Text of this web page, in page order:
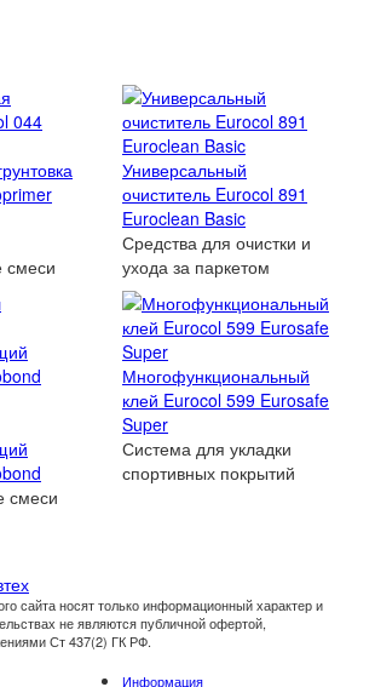
Универсальный
очиститель Eurocol 891
Euroclean Basic
Средства для очистки и
ухода за паркетом
смеси
Многофункциональный
клей Eurocol 599 Eurosafe
Super
Система для укладки
спортивных покрытий
сайта носят только информационный характер и
не являются публичной офертой,
Ст 437(2) ГК РФ.
Информация